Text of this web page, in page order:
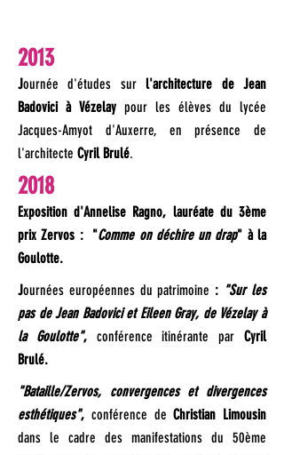
2013
Journée d'études surl'architecture de Jean
Badovici à Vézelay pour les élèves du lycée
Jacques-Amyot d'Auxerre, en présence de
l'architecte Cyril Brulé.
2018
Exposition d'Annelise Ragno, lauréate du 3ème
prix Zervos : "Comme on déchire un drap" à la
Goulotte.
Journées européennes du patrimoine : "Sur les
pas de Jean Badovici et Eileen Gray, de Vézelay à
la Goulotte", conférence itinérante parCyril
Brulé.
"Bataille/Zervos, convergences et divergences
esthétiques", conférence deChristian Limousin
dans le cadre des manifestations du 50ème